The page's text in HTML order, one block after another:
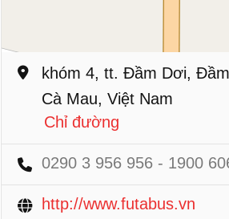
khóm 4, tt. Đầm Dơi,
Cà Mau, Việt Nam
Chỉ đường
0290 3 956 956 - 1900
http://www.futabus.vn